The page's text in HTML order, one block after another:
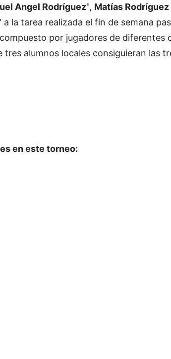
Angel Rodríguez", Matías
la tarea realizada el fin de semana
por jugadores de diferentes
alumnos locales consiguieran las
en este torneo: